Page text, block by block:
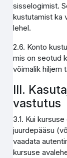
sisselogimist.
kustutamist ka
lehel.
2.6. Konto
mis on seotud
võimalik hiljem
III.
vastutus
3.1. Kui
juurdepääsu
vaadata
kursuse